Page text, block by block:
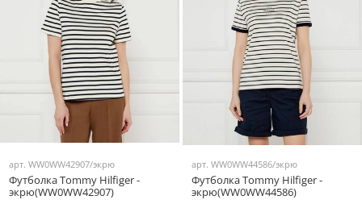
арт.WW0WW42907/экрю
Футболка Tommy Hilfiger -
экрю(WW0WW42907)
арт. WW0WW44586/экрю
Футболка Tommy Hilfiger -
экрю(WW0WW44586)